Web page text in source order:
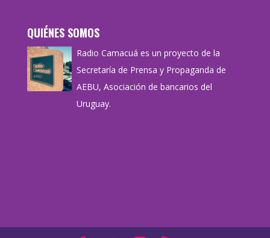
QUIÉNES SOMOS
Radio Camacuá es un proyecto de la
Secretaría de Prensa y Propaganda de
AEBU, Asociación de bancarios del
Uruguay.